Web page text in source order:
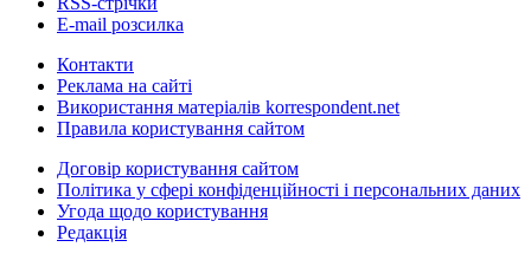
E-mail розсилка
Контакти
Реклама на сайті
Використання матеріалів korrespondent.net
Правила користування сайтом
Договір користування сайтом
Політика у сфері конфіденційності і персональних даних
Угода щодо користування
Редакція